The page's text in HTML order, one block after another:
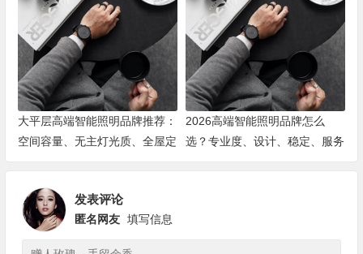
大平层高端智能照明品牌推荐：
空间容量、无主灯光质、全屋定
制、长期售后四个维度全解析
2026高端智能照明品牌怎么
选？专业度、设计、稳定、服务
四大维度深度盘点
发表评论
匿名网友 填写信息